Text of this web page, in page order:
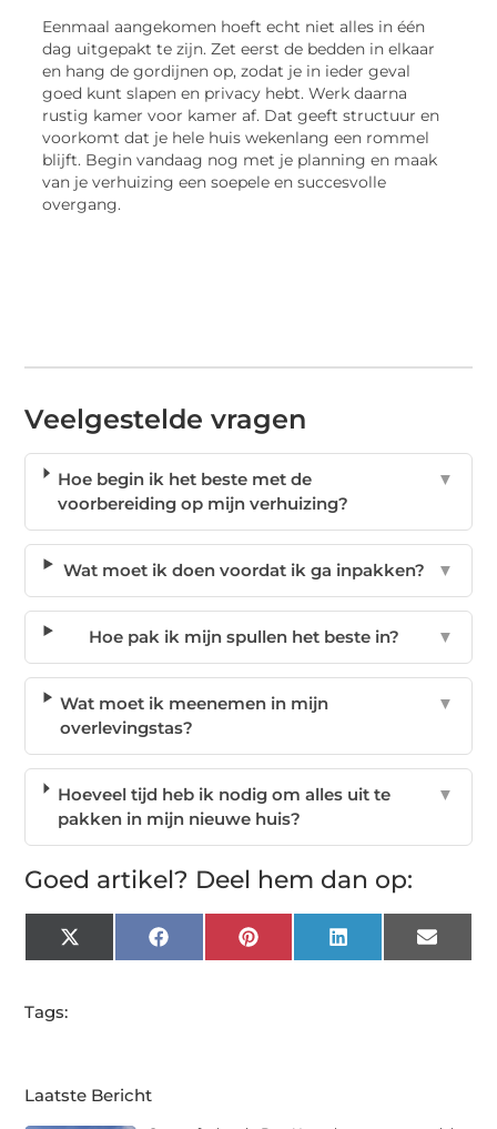
Eenmaal aangekomen hoeft echt niet alles in één
dag uitgepakt te zijn. Zet eerst de bedden in elkaar
en hang de gordijnen op, zodat je in ieder geval
goed kunt slapen en privacy hebt. Werk daarna
rustig kamer voor kamer af. Dat geeft structuur en
voorkomt dat je hele huis wekenlang een rommel
blijft. Begin vandaag nog met je planning en maak
van je verhuizing een soepele en succesvolle
overgang.
Veelgestelde vragen
Hoe begin ik het beste met de
voorbereiding op mijn verhuizing?
▼
Wat moet ik doen voordat ik ga inpakken? ▼
Hoe pak ik mijn spullen het beste in? ▼
Wat moet ik meenemen in mijn
overlevingstas?
▼
Hoeveel tijd heb ik nodig om alles uit te
pakken in mijn nieuwe huis?
▼
Goed artikel? Deel hem dan op:
X
(Twitter)
FacebookPinterest LinkedIn Email
Tags:
Laatste Bericht